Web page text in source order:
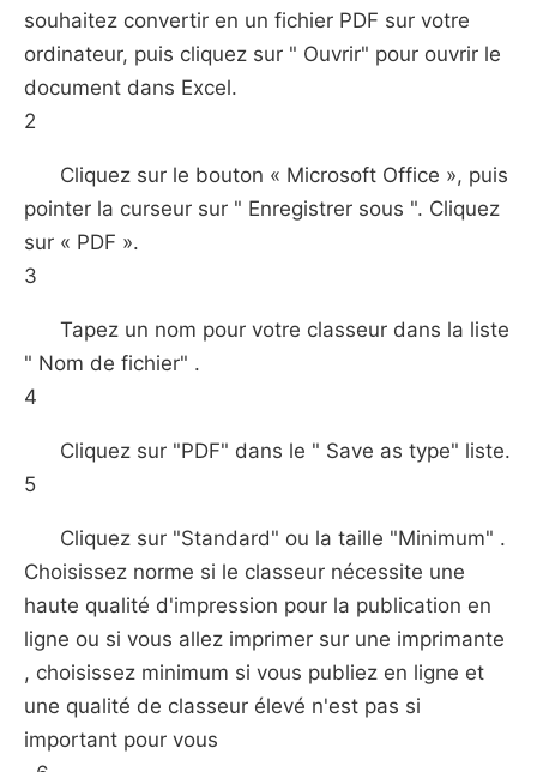
souhaitez convertir en un fichier PDF sur votre
ordinateur, puis cliquez sur " Ouvrir" pour ouvrir le
document dans Excel.
2
Cliquez sur le bouton « Microsoft Office », puis
pointer la curseur sur " Enregistrer sous ". Cliquez
sur « PDF ».
3
Tapez un nom pour votre classeur dans la liste
" Nom de fichier" .
4
Cliquez sur "PDF" dans le " Save as type" liste.
5
Cliquez sur "Standard" ou la taille "Minimum" .
Choisissez norme si le classeur nécessite une
haute qualité d'impression pour la publication en
ligne ou si vous allez imprimer sur une imprimante
, choisissez minimum si vous publiez en ligne et
une qualité de classeur élevé n'est pas si
important pour vous